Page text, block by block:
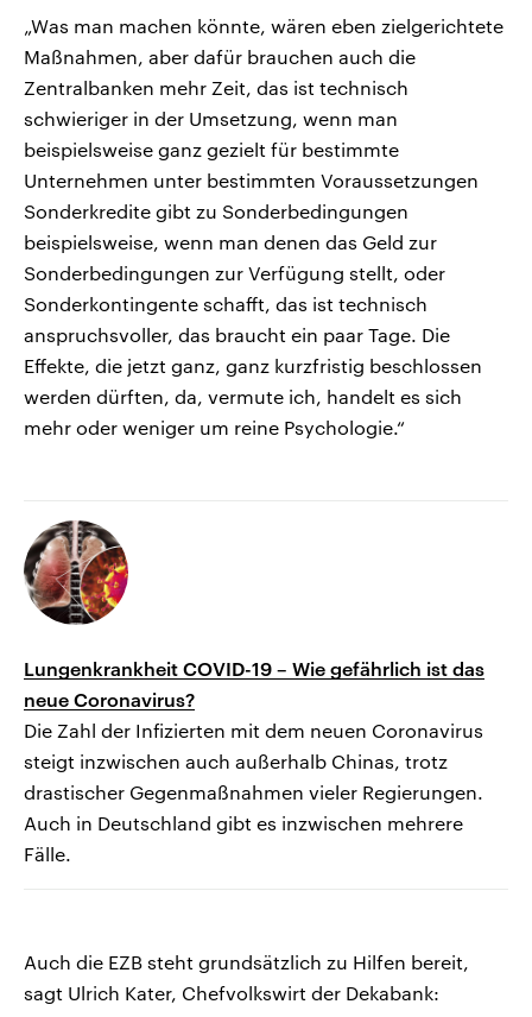
„Was man machen könnte, wären eben zielgerichtete
Maßnahmen, aber dafür brauchen auch die
Zentralbanken mehr Zeit, das ist technisch
schwieriger in der Umsetzung, wenn man
beispielsweise ganz gezielt für bestimmte
Unternehmen unter bestimmten Voraussetzungen
Sonderkredite gibt zu Sonderbedingungen
beispielsweise, wenn man denen das Geld zur
Sonderbedingungen zur Verfügung stellt, oder
Sonderkontingente schafft, das ist technisch
anspruchsvoller, das braucht ein paar Tage. Die
Effekte, die jetzt ganz, ganz kurzfristig beschlossen
werden dürften, da, vermute ich, handelt es sich
mehr oder weniger um reine Psychologie.“
Lungenkrankheit COVID-19 – Wie gefährlich ist das
neue Coronavirus?
Die Zahl der Infizierten mit dem neuen Coronavirus
steigt inzwischen auch außerhalb Chinas, trotz
drastischer Gegenmaßnahmen vieler Regierungen.
Auch in Deutschland gibt es inzwischen mehrere
Fälle.
Auch die EZB steht grundsätzlich zu Hilfen bereit,
sagt Ulrich Kater, Chefvolkswirt der Dekabank: